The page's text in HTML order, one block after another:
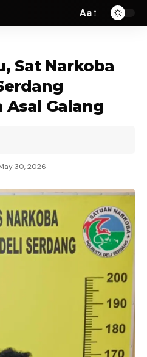
Aa
Sat Narkoba
Galang
30, 2026